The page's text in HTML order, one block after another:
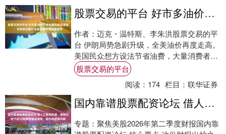
股票交易的平台 好市多油价长期低廉的底层逻辑：专家称这套打法是经典零售通用套路
作者：迈克・温特斯、李朱洪股票交易的平
台 伊朗局势急剧升级，全美油价再度走高。
美国民众想方设法节省油费，大量消费者选
择前往好市多加油站加注平价燃油。 在截至
5....
股票交易的平台
阅读： 174 栏目：联华证券
国内靠谱股票配资论坛 借人工智能热潮，英特尔创下近15年营收最高增速，股价却遭遇大跌
专题：聚焦美股2026年第二季度财报国内靠